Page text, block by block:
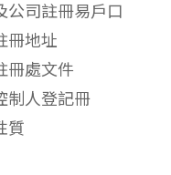
公司註冊易戶口
冊地址
冊處文件
制人登記冊
質